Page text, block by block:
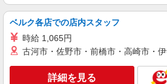
キープ
アルバイト パート
コンパスグループ・ジャパン株式会社
調理補助【アルバイ
ベルク各店での店内スタッフ
時給 1,065円
古河市・佐野市・前橋市・高崎市・
詳細を見る